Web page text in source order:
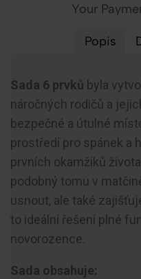
Your
Popis
Sada 6 prvků byla
náročných rodičů a
bezpečné a útulné
prostředí pro spánek a
prvních okamžiků
podobný tomu v
usnout, ale také
to ideální řešení plné
novorozence.
Sada obsahuje: